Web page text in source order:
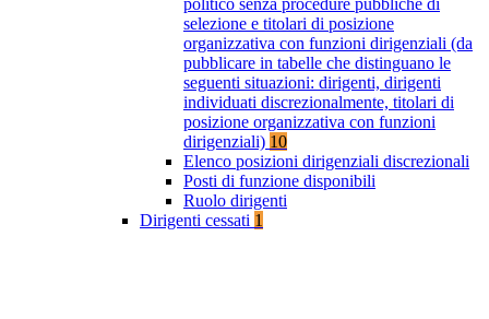
politico senza procedure pubbliche di
selezione e titolari di posizione
organizzativa con funzioni dirigenziali (da
pubblicare in tabelle che distinguano le
seguenti situazioni: dirigenti, dirigenti
individuati discrezionalmente, titolari di
posizione organizzativa con funzioni
dirigenziali) 10
Elenco posizioni dirigenziali discrezionali
Posti di funzione disponibili
Ruolo dirigenti
Dirigenti cessati 1